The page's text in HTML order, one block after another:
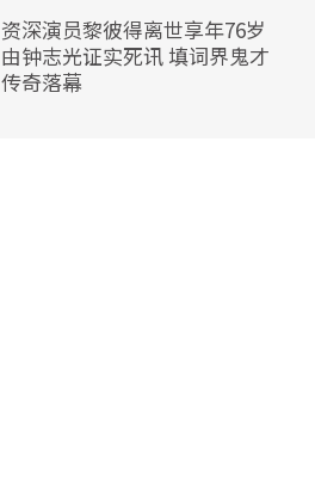
资深演员黎彼得离世享年76岁
由钟志光证实死讯 填词界鬼才
传奇落幕